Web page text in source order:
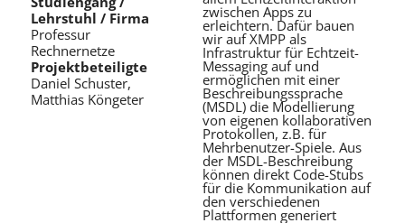
Lehrstuhl / Firma
Professur
Rechnernetze
Projektbeteiligte
Daniel Schuster,
Matthias Köngeter
zwischen Apps zu
erleichtern. Dafür bauen
wir auf XMPP als
Infrastruktur für Echtzeit-
Messaging auf und
ermöglichen mit einer
Beschreibungssprache
(MSDL) die Modellierung
von eigenen kollaborativen
Protokollen, z.B. für
Mehrbenutzer-Spiele. Aus
der MSDL-Beschreibung
können direkt Code-Stubs
für die Kommunikation auf
den verschiedenen
Plattformen generiert